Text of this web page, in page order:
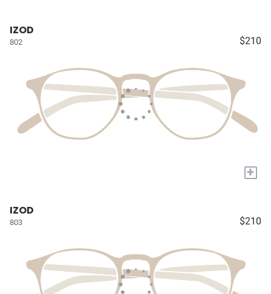
IZOD
802 $210
+
IZOD
803 $210